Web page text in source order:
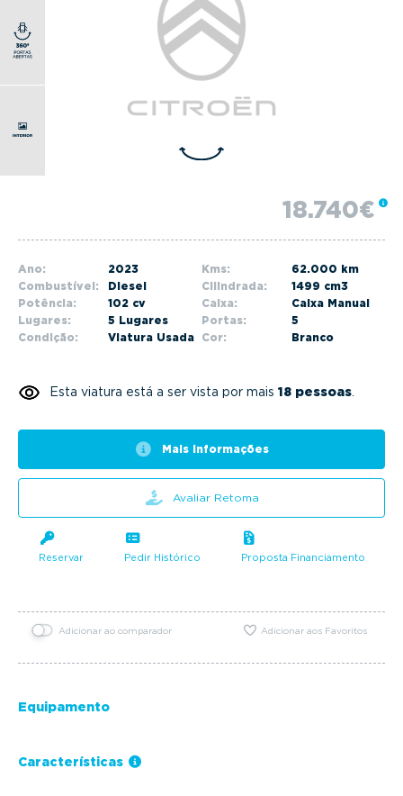
18.740€
Ano: 2023 Kms:
62.000 km
Combustível:
Diesel Cilindrada:
1499 cm3
Potência:
102 cv Caixa:
Caixa Manual
Lugares:
5 Lugares Portas:
5
Condição:
Viatura Usada Cor: Branco
Esta viatura está a ser vista por mais 18 pessoas
Mais informações
Avaliar Retoma
Reservar Pedir Histórico Proposta Financiamento
Adicionar ao comparador Adicionar aos Favoritos
Equipamento
Características